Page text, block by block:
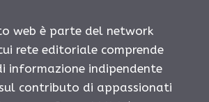
web è parte del network
rete editoriale comprende
informazione indipendente
contributo di appassionati